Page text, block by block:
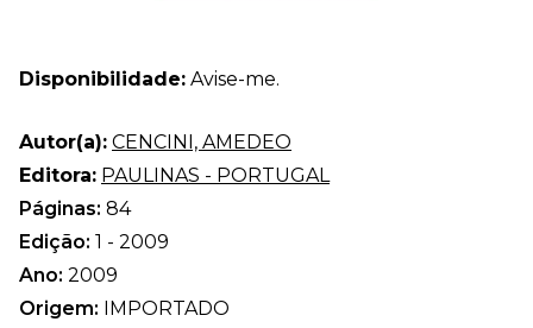
Disponibilidade: Avise-me.
Autor(a): CENCINI, AMEDEO
Editora: PAULINAS - PORTUGAL
Páginas: 84
Edição: 1 - 2009
Ano: 2009
Origem: IMPORTADO